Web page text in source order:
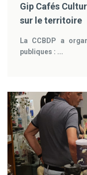
Gip Cafés
sur le territoire
La CCBDP a
publiques : ...